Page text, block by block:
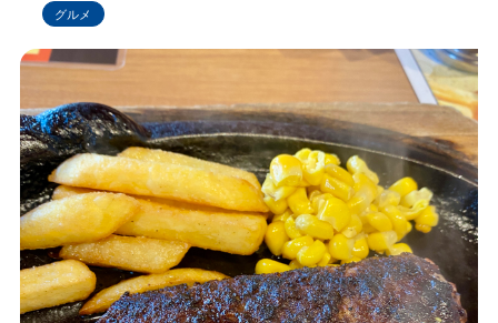
グルメ